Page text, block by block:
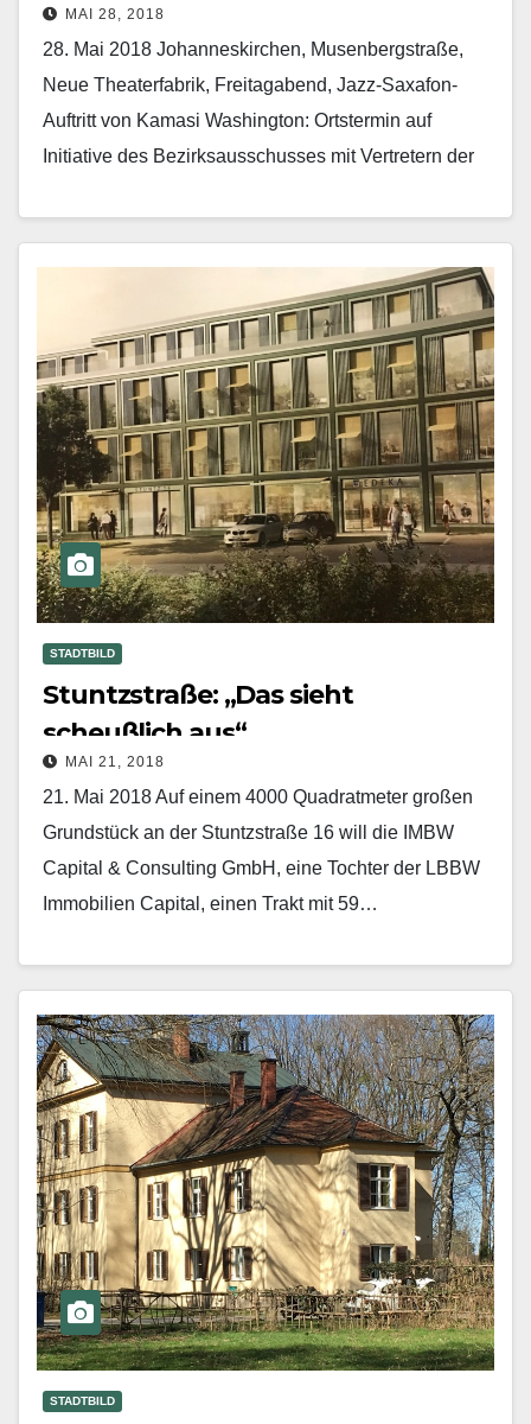
MAI 28, 2018
28. Mai 2018 Johanneskirchen, Musenbergstraße,
Neue Theaterfabrik, Freitagabend, Jazz-Saxafon-
Auftritt von Kamasi Washington: Ortstermin auf
Initiative des Bezirksausschusses mit Vertretern der
zum Betrieb…
Mehr erfahren
STADTBILD
Stuntzstraße: „Das sieht
scheußlich aus“
MAI 21, 2018
21. Mai 2018 Auf einem 4000 Quadratmeter großen
Grundstück an der Stuntzstraße 16 will die IMBW
Capital & Consulting GmbH, eine Tochter der LBBW
Immobilien Capital, einen Trakt mit 59…
STADTBILD